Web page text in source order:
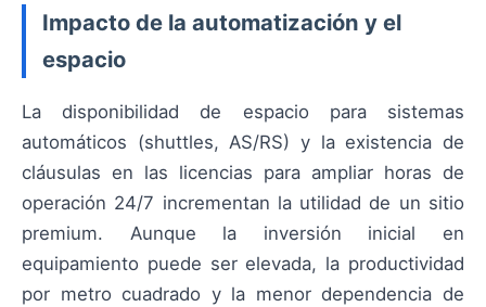
Impacto de la automatización y el
espacio
La disponibilidad de espacio para sistemas
automáticos (shuttles, AS/RS) y la existencia de
cláusulas en las licencias para ampliar horas de
operación 24/7 incrementan la utilidad de un sitio
premium. Aunque la inversión inicial en
equipamiento puede ser elevada, la productividad
por metro cuadrado y la menor dependencia de